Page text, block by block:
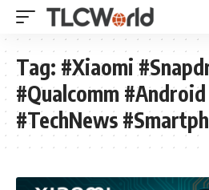
Tag: #Xiaomi
#Qualcomm
#TechNews